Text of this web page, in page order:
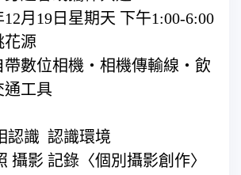
12月19日星期天 下午1:00-6:00
花源
帶數位相機‧相機傳輸線‧飲
工具
認識 認識環境
攝影 記錄〈個別攝影創作〉